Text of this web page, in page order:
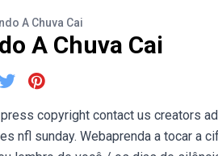
A Chuva Cai
A Chuva Cai
copyright contact us creators
nfl sunday. Webaprenda a tocar a